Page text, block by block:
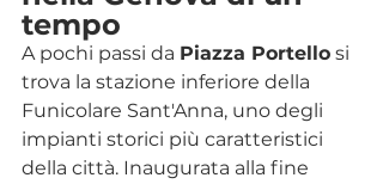
tempo
A pochi passi da Piazza Portello si
trova la stazione inferiore della
Funicolare Sant'Anna, uno degli
impianti storici più caratteristici
della città. Inaugurata alla fine